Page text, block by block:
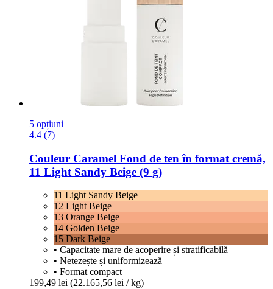
5 opțiuni
4.4 (7)
Couleur Caramel Fond de ten în format cremă,
11 Light Sandy Beige (9 g)
11 Light Sandy Beige
12 Light Beige
13 Orange Beige
14 Golden Beige
15 Dark Beige
• Capacitate mare de acoperire și stratificabilă
• Netezește și uniformizează
• Format compact
199,49 lei (22.165,56 lei / kg)